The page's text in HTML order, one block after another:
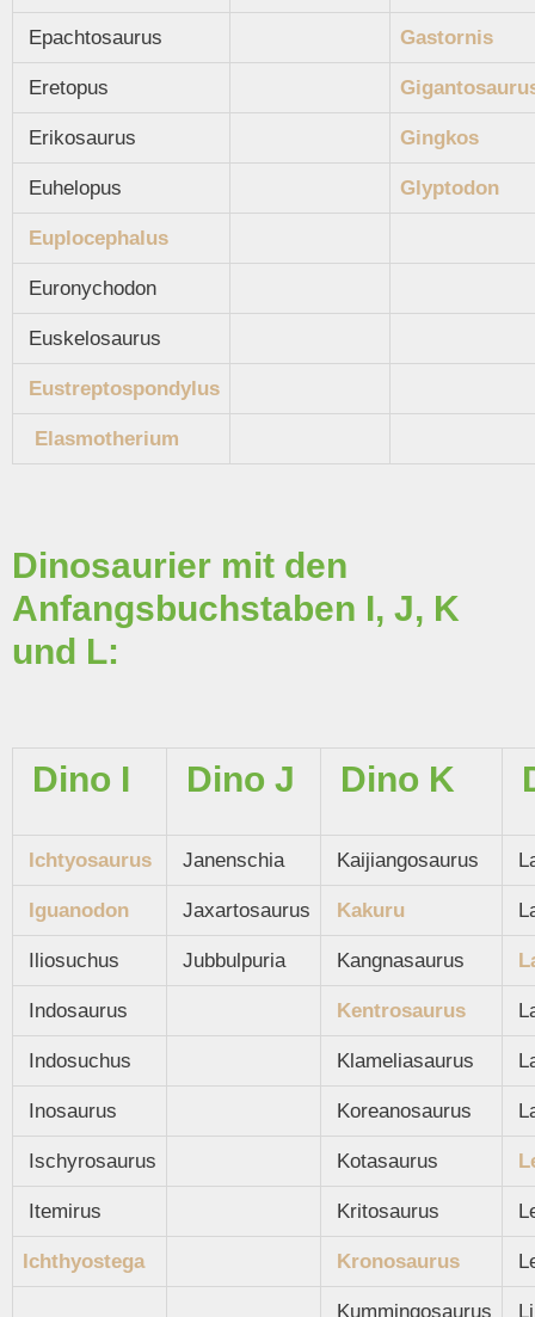
Epachtosaurus Gastornis
Eretopus
Erikosaurus Gingkos
Euhelopus Glyptodon
Euplocephalus
Euronychodon
Euskelosaurus
Eustreptospondylus
Elasmotherium
Dinosaurier mit den
Anfangsbuchstaben I, J, K
und L:
Dino I Dino J Dino K
Ichtyosaurus Janenschia Kaijiangosaurus
Iguanodon Jaxartosaurus Kakuru
Iliosuchus Jubbulpuria Kangnasaurus
Indosaurus Kentrosaurus
Indosuchus Klameliasaurus
Inosaurus Koreanosaurus
Ischyrosaurus Kotasaurus
Itemirus Kritosaurus
Ichthyostega Kronosaurus
Kummingosaurus